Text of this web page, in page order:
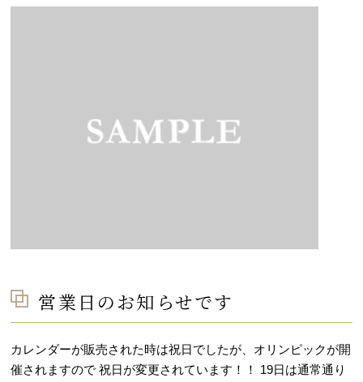
営業日のお知らせです
カレンダーが販売された時は祝日でしたが、オリンピックが開
催されますので 祝日が変更されています！！ 19日は通常通り